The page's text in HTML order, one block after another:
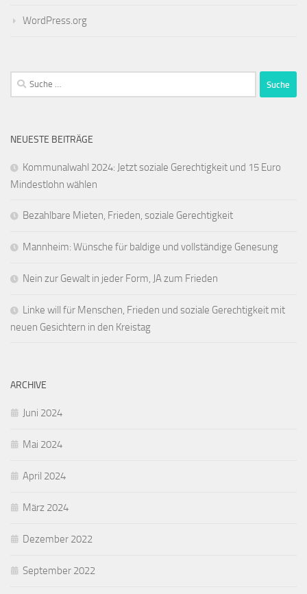
WordPress.org
Suche
nach:
NEUESTE BEITRÄGE
Kommunalwahl 2024: Jetzt soziale Gerechtigkeit und 15 Euro
Mindestlohn wählen
Bezahlbare Mieten, Frieden, soziale Gerechtigkeit
Mannheim: Wünsche für baldige und vollständige Genesung
Nein zur Gewalt in jeder Form, JA zum Frieden
Linke will für Menschen, Frieden und soziale Gerechtigkeit mit
neuen Gesichtern in den Kreistag
ARCHIVE
Juni 2024
Mai 2024
April 2024
März 2024
Dezember 2022
September 2022